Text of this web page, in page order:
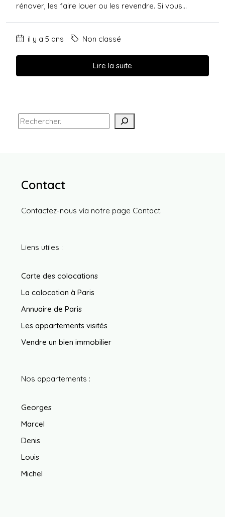
rénover, les faire louer ou les revendre. Si vous...
il y a 5 ans Non classé
Lire la suite
Contact
Contactez-nous via notre page Contact.
Liens utiles :
Carte des colocations
La colocation à Paris
Annuaire de Paris
Les appartements visités
Vendre un bien immobilier
Nos appartements :
Georges
Marcel
Denis
Louis
Michel